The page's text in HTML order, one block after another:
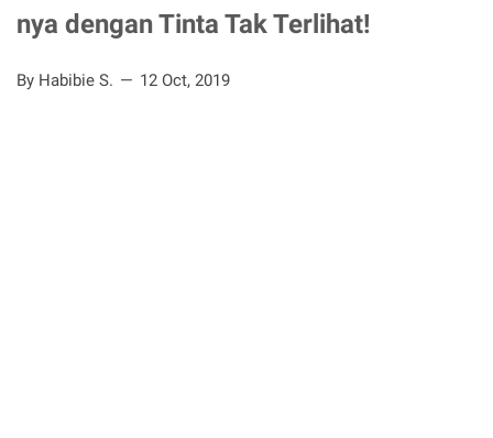
nya dengan Tinta Tak Terlihat!
By Habibie S. 12 Oct, 2019